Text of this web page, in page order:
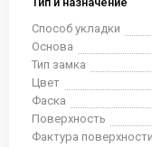
Способ укладки
Основа
Тип замка
Цвет
Фаска
Поверхность
Фактура поверхности